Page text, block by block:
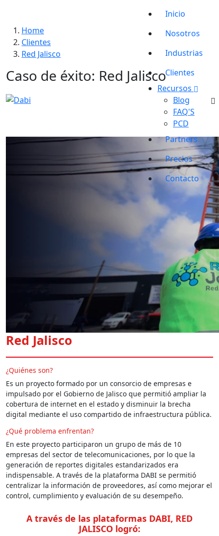
Ir a la página principal de Dabi
Inicio
Nosotros
Industrias
Clientes
Recursos
Blog
FAQ'S
PCD
Partners
Precios
Contacto
Home
Clientes
Red Jalisco
Caso de éxito: Red Jalisco
Red Jalisco
¿Quiénes son?
Es un proyecto formado por un consorcio de empresas e
impulsado por el Gobierno de Jalisco que permitió ampliar la
cobertura de internet en el estado y disminuir la brecha
digital mediante el uso compartido de infraestructura pública.
¿Qué problema enfrentan?
En este proyecto participaron un grupo de más de 10
empresas del sector de telecomunicaciones, por lo que la
generación de reportes digitales estandarizados era
indispensable. A través de la plataforma DABI se permitió
centralizar la información de proveedores, así como mejorar el
control, cumplimiento y evaluación de su desempeño.
A través de las plataformas DABI, RED
JALISCO logró: